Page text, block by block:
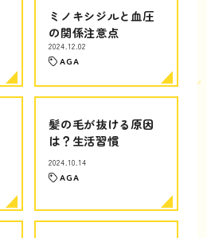
ミノキシジルと血圧
の関係注意点
2024.12.02
AGA
髪の毛が抜ける原因
は？生活習慣
2024.10.14
AGA